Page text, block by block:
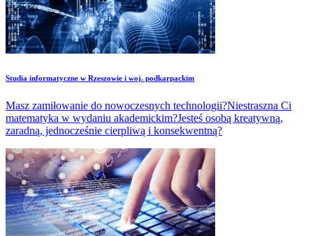
Studia informatyczne w Rzeszowie i woj. podkarpackim
Masz zamiłowanie do nowoczesnych technologii?Niestraszna Ci
matematyka w wydaniu akademickim?Jesteś osobą kreatywną,
zaradną, jednocześnie cierpliwą i konsekwentną?